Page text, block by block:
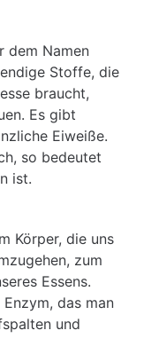
dem Namen
Stoffe, die
braucht,
Es gibt
Eiweiße.
so bedeutet
ist.
Körper, die uns
zum
Essens.
das man
und